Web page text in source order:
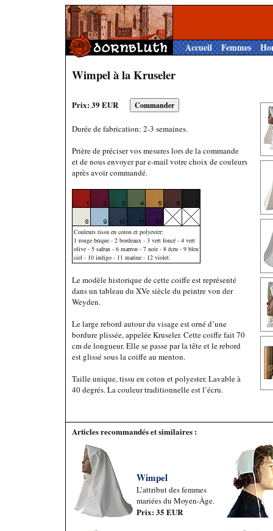
Accueil Femmes
Wimpel à la Kruseler
Prix: 39 EUR
Durée de fabrication: 2-3 semaines.
Prière de préciser vos mesures lors de la commande
et de nous envoyer par e-mail votre choix de couleurs
après avoir commandé.
Couleurs tissu en coton et polyester:
1 rouge brique - 2 bordeaux - 3 vert foncé - 4 vert
olive - 5 safran - 6 marron - 7 noir - 8 écru - 9 bleu
ciel - 10 indigo - 11 marine - 12 violet.
Le modèle historique de cette coiffe est représenté
dans un tableau du XVe siècle du peintre von der
Weyden.
Le large rebord autour du visage est orné d’une
bordure plissée, appelée Kruseler. Cette coiffe fait 70
cm de longueur. Elle se passe par la tête et le rebord
est glissé sous la coiffe au menton.
Taille unique, tissu en coton et polyester. Lavable à
40 degrés. La couleur traditionnelle est l’écru.
Articles recommandés et similaires :
Wimpel
L’attribut des femmes
mariées du Moyen-Âge.
Prix: 35 EUR